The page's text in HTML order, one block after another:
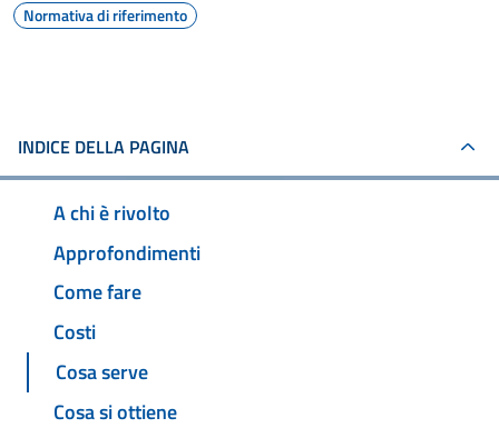
Normativa di riferimento
INDICE DELLA PAGINA
A chi è rivolto
Approfondimenti
Come fare
Costi
Cosa serve
Cosa si ottiene